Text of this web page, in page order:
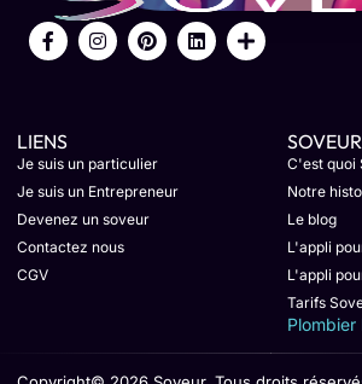
LIENS
Je suis un particulier
Je suis un Entrepreneur
Devenez un soveur
Contactez nous
CGV
SOVEUR
C'est quoi
Notre
Le blog
L'appli
L'appli
Tarifs
Plombier